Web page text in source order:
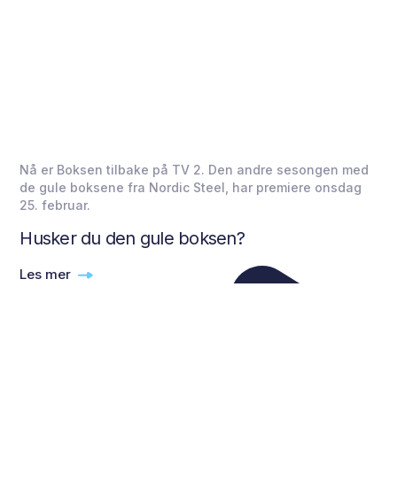
Nå er Boksen tilbake på TV 2. Den andre sesongen med
de gule boksene fra Nordic Steel, har premiere onsdag
25. februar.
Husker du den gule boksen?
Les mer